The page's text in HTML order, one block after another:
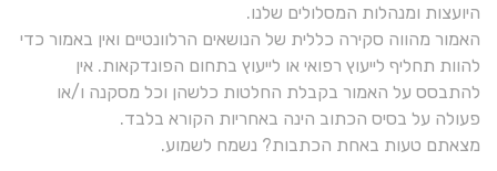
היועצות ומנהלות המסלולים שלנו.
האמור מהווה סקירה כללית של הנושאים הרלוונטיים ואין באמור כדי
להוות תחליף לייעוץ רפואי או לייעוץ בתחום הפונדקאות. אין
להתבסס על האמור בקבלת החלטות כלשהן וכל מסקנה ו/או
פעולה על בסיס הכתוב הינה באחריות הקורא בלבד.
מצאתם טעות באחת הכתבות? נשמח לשמוע.